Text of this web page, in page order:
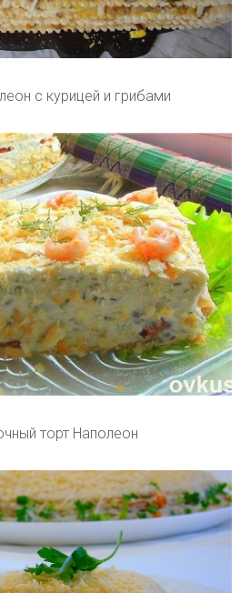
с курицей и грибами
торт Наполеон